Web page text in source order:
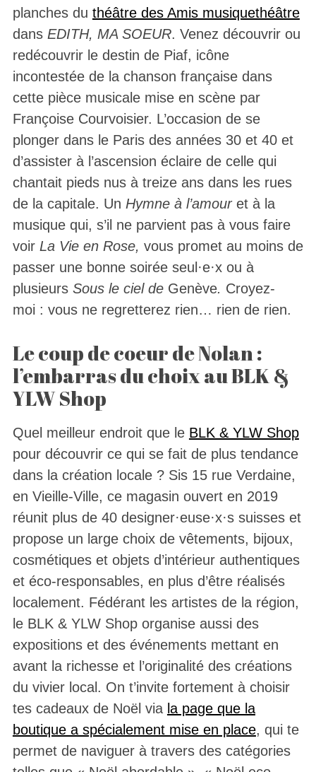
planches du théâtre des Amis musiquethéâtre
dans EDITH, MA SOEUR. Venez découvrir ou
redécouvrir le destin de Piaf, icône
incontestée de la chanson française dans
cette pièce musicale mise en scène par
Françoise Courvoisier. L’occasion de se
plonger dans le Paris des années 30 et 40 et
d’assister à l’ascension éclaire de celle qui
chantait pieds nus à treize ans dans les rues
de la capitale. Un Hymne à l’amouret à la
musique qui, s’il ne parvient pas à vous faire
voir La Vie en Rose, vous promet au moins de
passer une bonne soirée seul·e·x ou à
plusieursSous le ciel de Genève. Croyez-
moi : vous ne regretterez rien… rien de rien.
Le coup de coeur de Nolan :
l’embarras du choix au BLK &
YLW Shop
Quel meilleur endroit que le BLK & YLW Shop
pour découvrir ce qui se fait de plus tendance
dans la création locale ? Sis 15 rue Verdaine,
en Vieille-Ville, ce magasin ouvert en 2019
réunit plus de 40 designer·euse·x·s suisses et
propose un large choix de vêtements, bijoux,
cosmétiques et objets d’intérieur authentiques
et éco-responsables, en plus d’être réalisés
localement. Fédérant les artistes de la région,
le BLK & YLW Shop organise aussi des
expositions et des événements mettant en
avant la richesse et l’originalité des créations
du vivier local. On t’invite fortement à choisir
tes cadeaux de Noël via la page que la
boutique a spécialement mise en place, qui te
permet de naviguer à travers des catégories